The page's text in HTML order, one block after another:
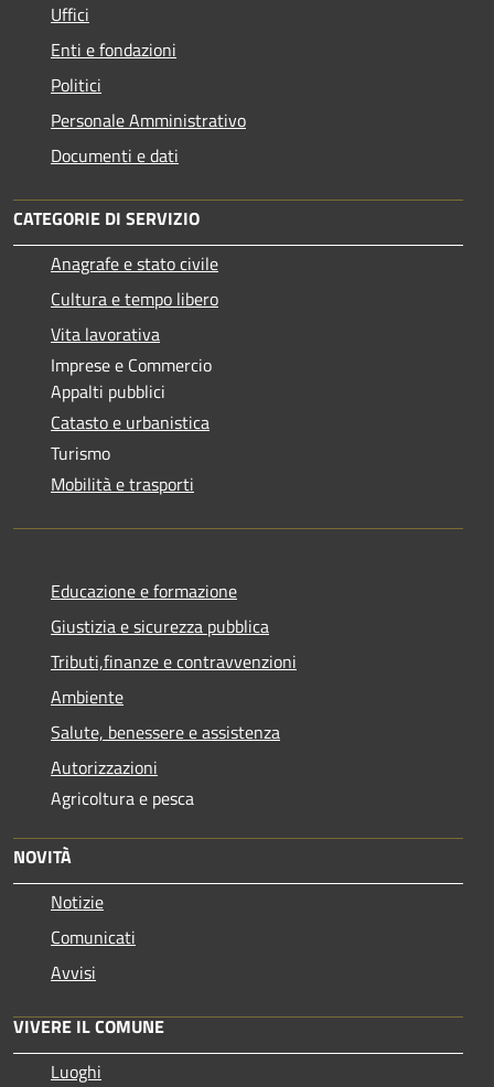
Uffici
Enti e fondazioni
Politici
Personale Amministrativo
Documenti e dati
CATEGORIE DI SERVIZIO
Anagrafe e stato civile
Cultura e tempo libero
Vita lavorativa
Imprese e Commercio
Appalti pubblici
Catasto e urbanistica
Turismo
Mobilità e trasporti
Educazione e formazione
Giustizia e sicurezza pubblica
Tributi,finanze e contravvenzioni
Ambiente
Salute, benessere e assistenza
Autorizzazioni
Agricoltura e pesca
NOVITÀ
Notizie
Comunicati
Avvisi
VIVERE IL COMUNE
Luoghi